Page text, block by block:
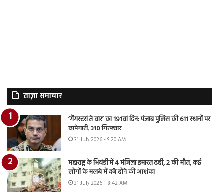
ताज़ा समाचार
‘गैंगस्टरां ते वार’ का 191वां दिन: पंजाब पुलिस की 611 स्थानों पर
छापेमारी, 310 गिरफ्तार
31 July 2026 - 9:20 AM
महाराष्ट्र के भिवंडी में 4 मंजिला इमारत ढही, 2 की मौत, कई
लोगों के मलबे में दबे होने की आशंका
31 July 2026 - 8:42 AM